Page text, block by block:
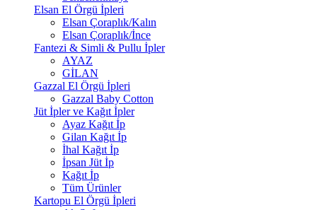
Elsan El Örgü İpleri
Elsan Çoraplık/Kalın
Elsan Çoraplık/İnce
Fantezi & Simli & Pullu İpler
AYAZ
GİLAN
Gazzal El Örgü İpleri
Gazzal Baby Cotton
Jüt İpler ve Kağıt İpler
Ayaz Kağıt İp
Gilan Kağıt İp
İhal Kağıt İp
İpsan Jüt İp
Kağıt İp
Tüm Ürünler
Kartopu El Örgü İpleri